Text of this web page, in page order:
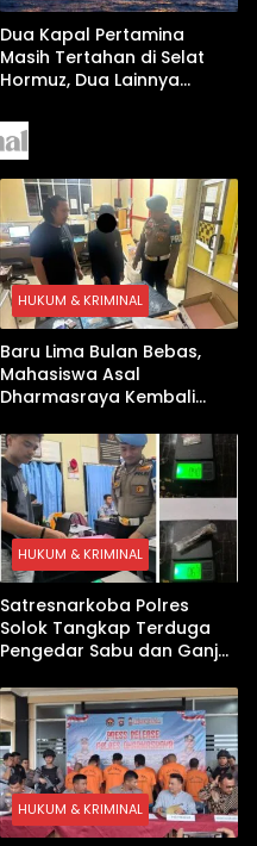
Dua Kapal Pertamina
Masih Tertahan di Selat
Hormuz, Dua Lainnya
HUKUM & KRIMINAL
Baru Lima Bulan Bebas,
Mahasiswa Asal
Dharmasraya Kembali
HUKUM & KRIMINAL
Satresnarkoba Polres
Solok Tangkap Terduga
Pengedar Sabu dan Ganja
HUKUM & KRIMINAL